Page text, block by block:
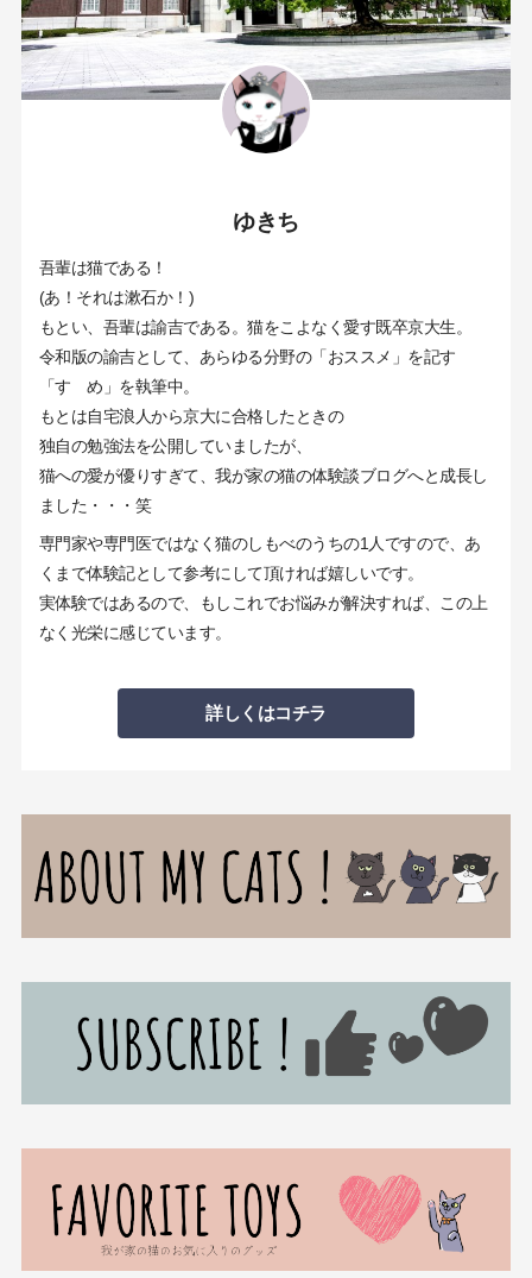
ゆきち
吾輩は猫である！
(あ！それは漱石か！)
もとい、吾輩は諭吉である。猫をこよなく愛す既卒京大生。
令和版の諭吉として、あらゆる分野の「おススメ」を記す
「すゝめ」を執筆中。
もとは自宅浪人から京大に合格したときの
独自の勉強法を公開していましたが、
猫への愛が優りすぎて、我が家の猫の体験談ブログへと成長し
ました・・・笑
専門家や専門医ではなく猫のしもべのうちの1人ですので、あ
くまで体験記として参考にして頂ければ嬉しいです。
実体験ではあるので、もしこれでお悩みが解決すれば、この上
なく光栄に感じています。
詳しくはコチラ